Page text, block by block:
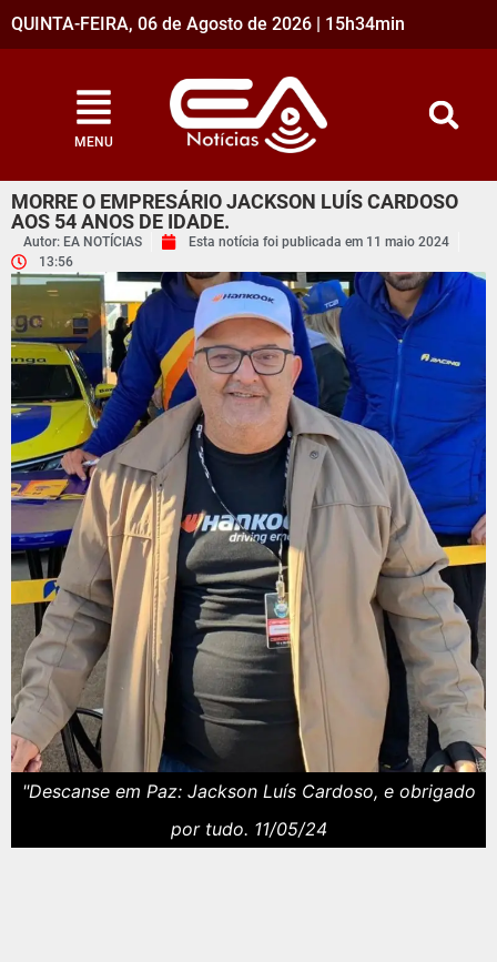
QUINTA-FEIRA, 06 de Agosto de 2026 | 15h34min
MENU
MORRE O EMPRESÁRIO JACKSON LUÍS CARDOSO
AOS 54 ANOS DE IDADE.
Autor: EA NOTÍCIAS Esta notícia foi publicada em 11 maio 2024
13:56
"Descanse em Paz: Jackson Luís Cardoso, e obrigado
por tudo. 11/05/24